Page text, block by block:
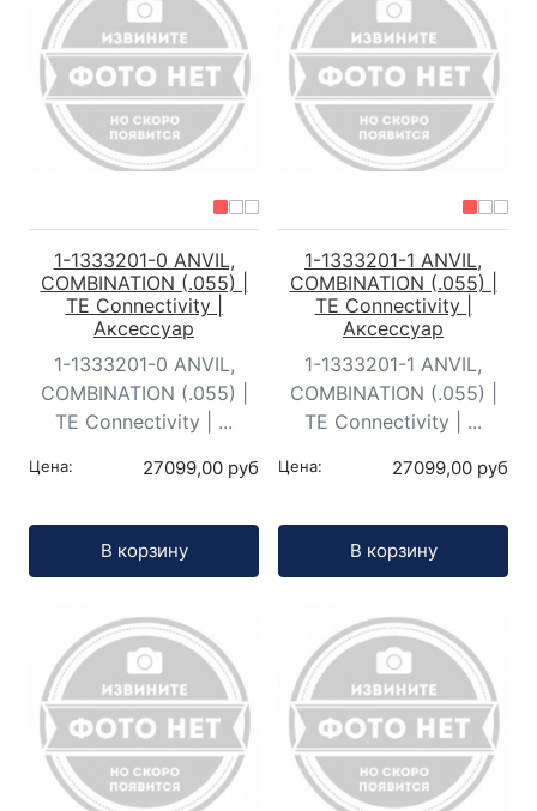
1-1333201-0 ANVIL,
COMBINATION (.055) |
TE Connectivity |
Аксессуар
1-1333201-0 ANVIL,
COMBINATION (.055) |
TE Connectivity | ...
Цена: 27099,00 руб
В корзину
1-1333201-1 ANVIL,
COMBINATION (.055) |
TE Connectivity |
Аксессуар
1-1333201-1 ANVIL,
COMBINATION (.055) |
TE Connectivity | ...
Цена: 27099,00 руб
В корзину